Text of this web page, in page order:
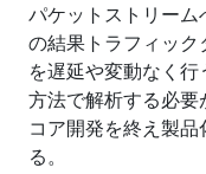
パケットストリー
の結果トラフィッ
を遅延や変動なく
方法で解析する必
コア開発を終え製
る。